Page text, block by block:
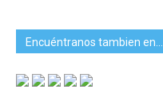
Encuéntranos tambien en…